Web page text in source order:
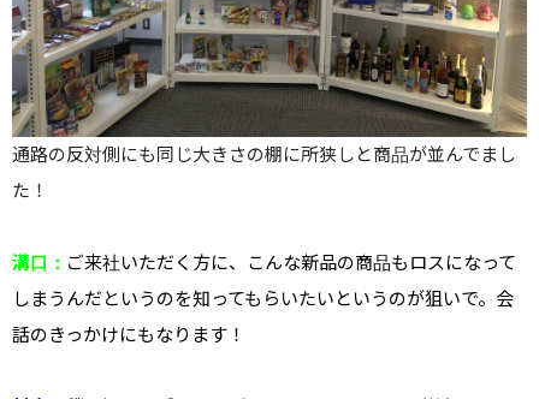
通路の反対側にも同じ大きさの棚に所狭しと商品が並んでまし
た！
溝口： ご来社いただく方に、こんな新品の商品もロスになって
しまうんだというのを知ってもらいたいというのが狙いで。 会
話のきっかけにもなります！